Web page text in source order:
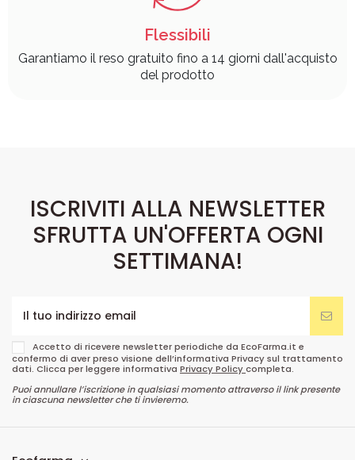
Flessibili
Garantiamo il reso gratuito fino a 14 giorni dall'acquisto
del prodotto
ISCRIVITI ALLA NEWSLETTER
SFRUTTA UN'OFFERTA OGNI
SETTIMANA!
Accetto di ricevere newsletter periodiche da EcoFarma.it e
confermo di aver preso visione dell’informativa Privacy sul trattamento
dati. Clicca per leggere informativa Privacy Policycompleta.
Puoi annullare l’iscrizione in qualsiasi momento attraverso il link presente
in ciascuna newsletter che ti invieremo.